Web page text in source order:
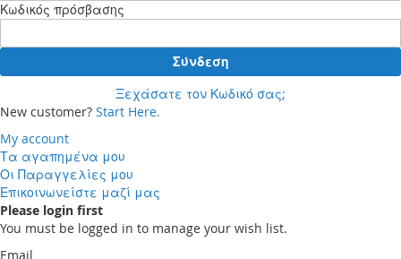
Κωδικός πρόσβασης
Σύνδεση
Ξεχάσατε τον Κωδικό σας;
New customer? Start Here.
My account
Τα αγαπημένα μου
Οι Παραγγελίες μου
Επικοινωνείστε μαζί μας
Please login first
You must be logged in to manage your wish list.
Email